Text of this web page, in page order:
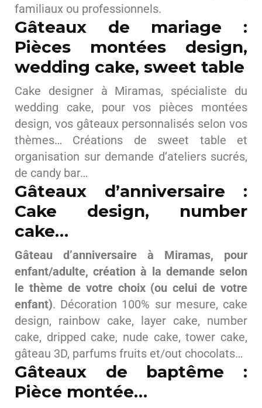
familiaux ou professionnels.
Gâteaux de mariage :
Pièces montées design,
wedding cake, sweet table
Cake designer à Miramas, spécialiste du
wedding cake, pour vos pièces montées
design, vos gâteaux personnalisés selon vos
thèmes… Créations de sweet table et
organisation sur demande d’ateliers sucrés,
de candy bar…
Gâteaux d’anniversaire :
Cake design, number
cake…
Gâteau d’anniversaire à Miramas, pour
enfant/adulte, création à la demande selon
le thème de votre choix (ou celui de votre
enfant). Décoration 100% sur mesure, cake
design, rainbow cake, layer cake, number
cake, dripped cake, nude cake, tower cake,
gâteau 3D, parfums fruits et/out chocolats…
Gâteaux de baptême :
Pièce montée…